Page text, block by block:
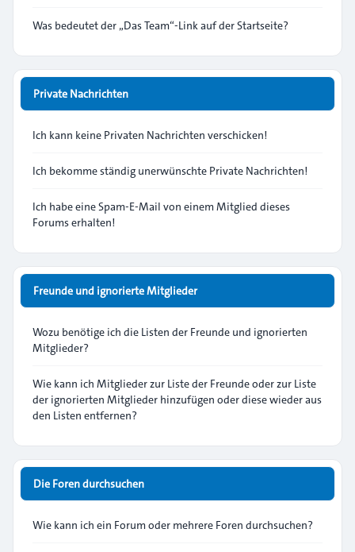
Was bedeutet der „Das Team“-Link auf der Startseite?
Private Nachrichten
Ich kann keine Privaten Nachrichten verschicken!
Ich bekomme ständig unerwünschte Private Nachrichten!
Ich habe eine Spam-E-Mail von einem Mitglied dieses
Forums erhalten!
Freunde und ignorierte Mitglieder
Wozu benötige ich die Listen der Freunde und ignorierten
Mitglieder?
Wie kann ich Mitglieder zur Liste der Freunde oder zur Liste
der ignorierten Mitglieder hinzufügen oder diese wieder aus
den Listen entfernen?
Die Foren durchsuchen
Wie kann ich ein Forum oder mehrere Foren durchsuchen?